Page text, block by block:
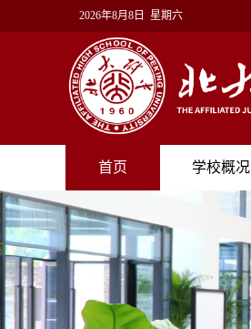
2026年8月8日 星期六
首页 学校概况